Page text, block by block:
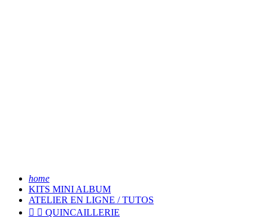
home
KITS MINI ALBUM
ATELIER EN LIGNE / TUTOS
  QUINCAILLERIE